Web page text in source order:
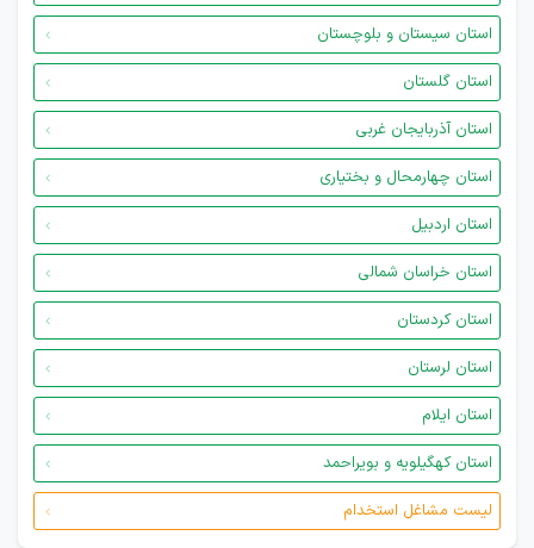
استان سیستان و بلوچستان
استان گلستان
استان آذربایجان غربی
استان چهارمحال و بختیاری
استان اردبیل
استان خراسان شمالی
استان کردستان
استان لرستان
استان ایلام
استان کهگیلویه و بویراحمد
لیست مشاغل استخدام